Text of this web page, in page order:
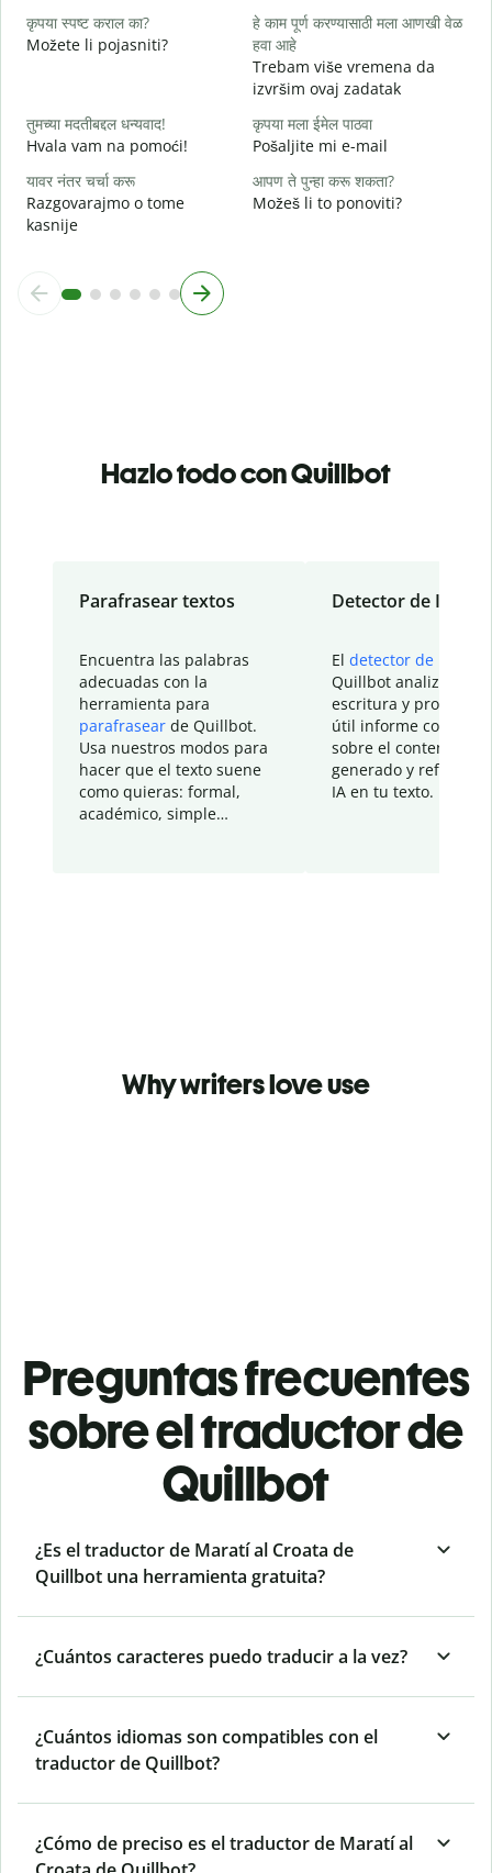
कृपया स्पष्ट कराल का?
Možete li pojasniti?
हे काम पूर्ण करण्यासाठी मला आणखी वेळ
हवा आहे
Trebam više vremena da
izvršim ovaj zadatak
तुमच्या मदतीबद्दल धन्यवाद!
Hvala vam na pomoći!
कृपया मला ईमेल पाठवा
Pošaljite mi e-mail
यावर नंतर चर्चा करू
Razgovarajmo o tome
kasnije
आपण ते पुन्हा करू शकता?
Možeš li to ponoviti?
Hazlo todo con Quillbot
Parafrasear textos
Encuentra las palabras
adecuadas con la
herramienta para
parafrasear de Quillbot.
Usa nuestros modos para
hacer que el texto suene
como quieras: formal,
académico, simple…
Detector de IA
El detector de IA
Quillbot analiza tu
escritura y
útil informe con
sobre el contenido
generado y refinado
IA en tu texto.
Why writers love use
Preguntas frecuentes
sobre el traductor de
Quillbot
¿Es el traductor de Maratí al Croata de
Quillbot una herramienta gratuita?
¿Cuántos caracteres puedo traducir a la vez?
¿Cuántos idiomas son compatibles con el
traductor de Quillbot?
¿Cómo de preciso es el traductor de Maratí al